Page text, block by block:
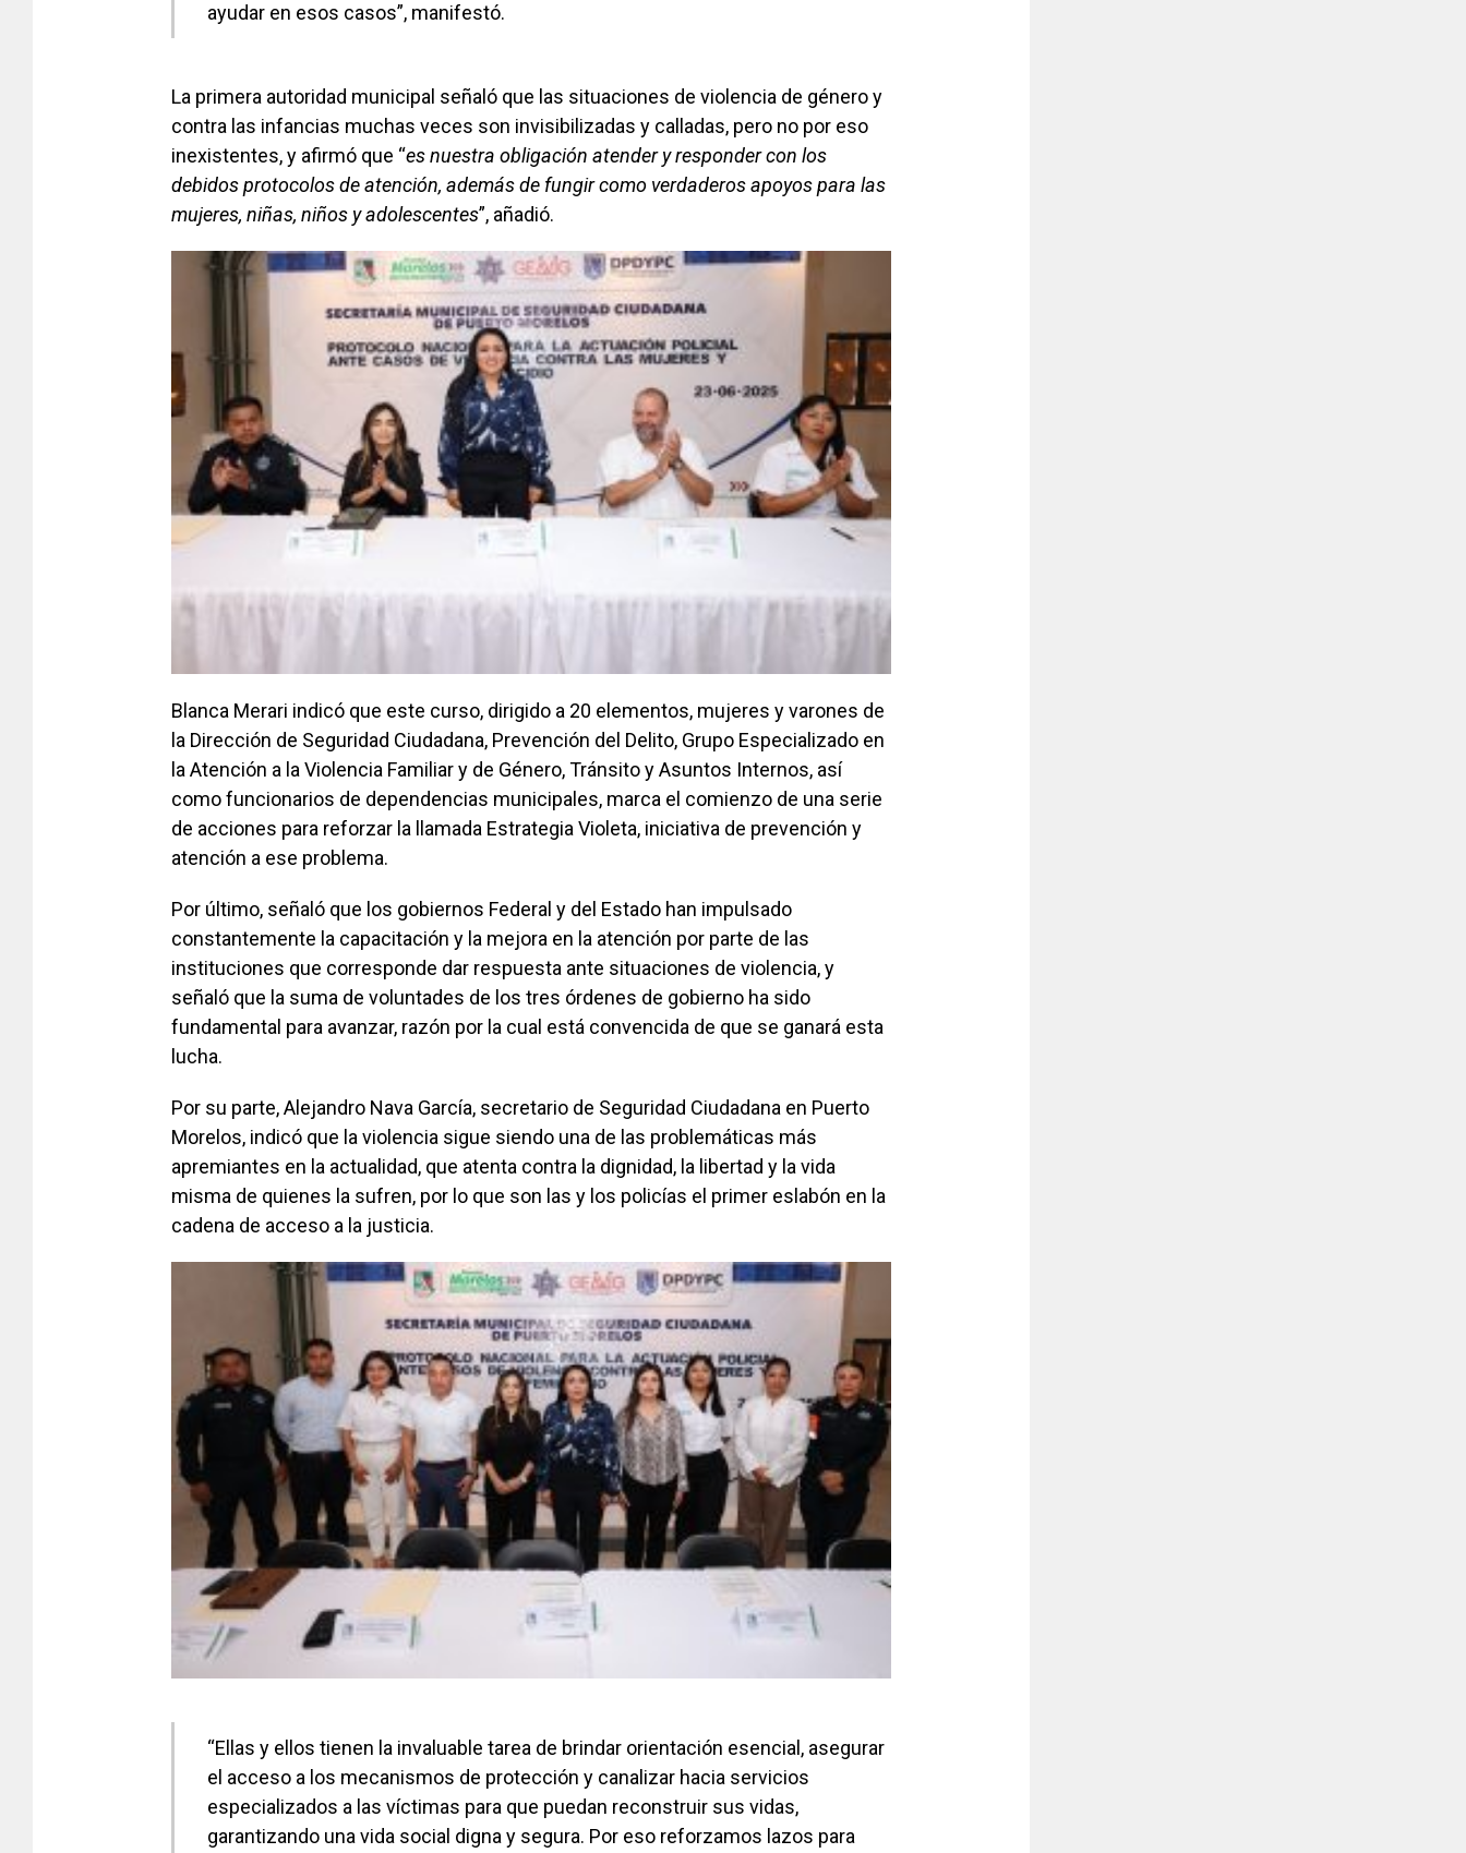
ayudar en esos casos”, manifestó.
La primera autoridad municipal señaló que las situaciones de violencia de género y
contra las infancias muchas veces son invisibilizadas y calladas, pero no por eso
inexistentes, y afirmó que “es nuestra obligación atender y responder con los
debidos protocolos de atención, además de fungir como verdaderos apoyos para las
mujeres, niñas, niños y adolescentes”, añadió.
Blanca Merari indicó que este curso, dirigido a 20 elementos, mujeres y varones de
la Dirección de Seguridad Ciudadana, Prevención del Delito, Grupo Especializado en
la Atención a la Violencia Familiar y de Género, Tránsito y Asuntos Internos, así
como funcionarios de dependencias municipales, marca el comienzo de una serie
de acciones para reforzar la llamada Estrategia Violeta, iniciativa de prevención y
atención a ese problema.
Por último, señaló que los gobiernos Federal y del Estado han impulsado
constantemente la capacitación y la mejora en la atención por parte de las
instituciones que corresponde dar respuesta ante situaciones de violencia, y
señaló que la suma de voluntades de los tres órdenes de gobierno ha sido
fundamental para avanzar, razón por la cual está convencida de que se ganará esta
lucha.
Por su parte, Alejandro Nava García, secretario de Seguridad Ciudadana en Puerto
Morelos, indicó que la violencia sigue siendo una de las problemáticas más
apremiantes en la actualidad, que atenta contra la dignidad, la libertad y la vida
misma de quienes la sufren, por lo que son las y los policías el primer eslabón en la
cadena de acceso a la justicia.
“Ellas y ellos tienen la invaluable tarea de brindar orientación esencial, asegurar
el acceso a los mecanismos de protección y canalizar hacia servicios
especializados a las víctimas para que puedan reconstruir sus vidas,
garantizando una vida social digna y segura. Por eso reforzamos lazos para